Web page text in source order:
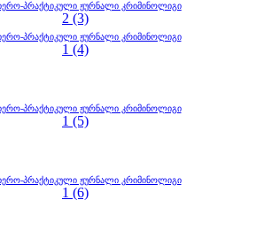
პრაქტიკული ჟურნალი კრიმინოლიგი
2 (3)
პრაქტიკული ჟურნალი კრიმინოლიგი
1 (4)
პრაქტიკული ჟურნალი კრიმინოლიგი
1 (5)
პრაქტიკული ჟურნალი კრიმინოლიგი
1 (6)